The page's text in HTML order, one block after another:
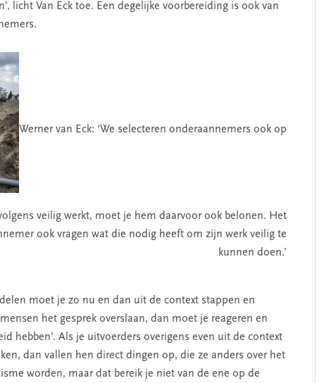
licht Van Eck toe. Een degelijke voorbereiding is ook van
Werner van Eck: ‘We selecteren onderaannemers ook op
veilig werkt, moet je hem daarvoor ook belonen. Het
ook vragen wat die nodig heeft om zijn werk veilig te
kunnen doen.’
moet je zo nu en dan uit de context stappen en
het gesprek overslaan, dan moet je reageren en
hebben’. Als je uitvoerders overigens even uit de context
dan vallen hen direct dingen op, die ze anders over het
worden, maar dat bereik je niet van de ene op de